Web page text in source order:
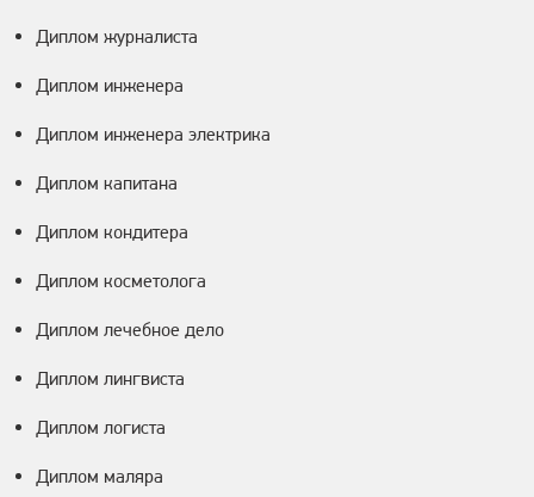
Диплом журналиста
Диплом инженера
Диплом инженера электрика
Диплом капитана
Диплом кондитера
Диплом косметолога
Диплом лечебное дело
Диплом лингвиста
Диплом логиста
Диплом маляра